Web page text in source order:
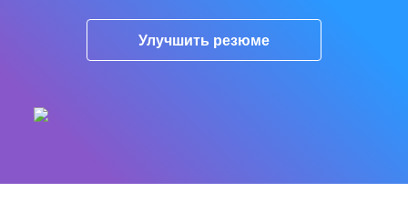
Улучшить резюме